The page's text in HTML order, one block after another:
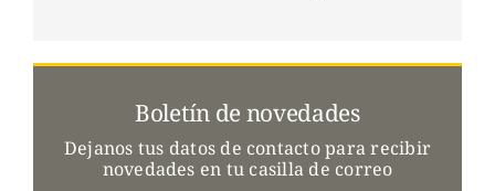
Boletín de novedades
Dejanos tus datos de contacto para recibir
novedades en tu casilla de correo